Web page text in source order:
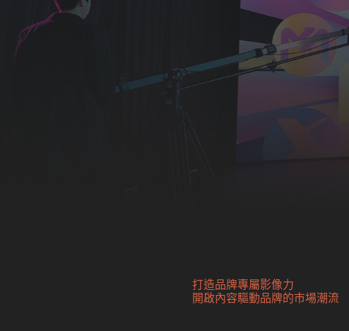
打造品牌專屬影像力
開啟內容驅動品牌的市場潮流